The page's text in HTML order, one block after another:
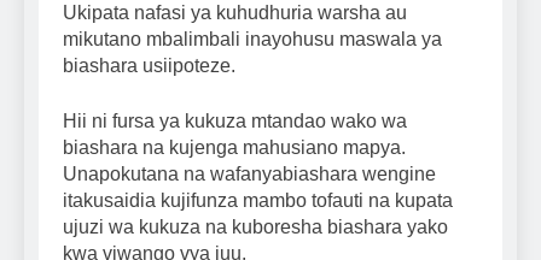
Ukipata nafasi ya kuhudhuria warsha au
mikutano mbalimbali inayohusu maswala ya
biashara usiipoteze.
Hii ni fursa ya kukuza mtandao wako wa
biashara na kujenga mahusiano mapya.
Unapokutana na wafanyabiashara wengine
itakusaidia kujifunza mambo tofauti na kupata
ujuzi wa kukuza na kuboresha biashara yako
kwa viwango vya juu.